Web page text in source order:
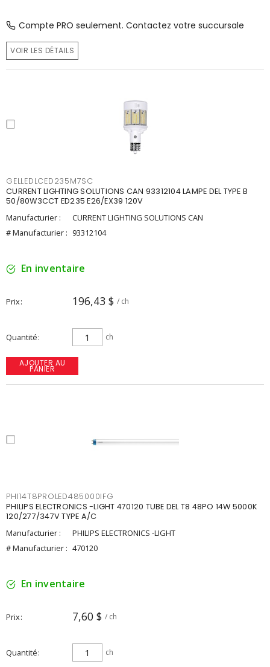
Compte PRO seulement. Contactez votre succursale
VOIR LES DÉTAILS
GELLEDLCED235M7SC
CURRENT LIGHTING SOLUTIONS CAN 93312104 LAMPE DEL TYPE B
50/80W3CCT ED235 E26/EX39 120V
Manufacturier :
CURRENT LIGHTING SOLUTIONS CAN
# Manufacturier : 93312104
En inventaire
Prix 196,43 $ / ch
Quantité ch
AJOUTER AU
PANIER
PHI14T8PROLED485000IFG
PHILIPS ELECTRONICS -LIGHT 470120 TUBE DEL T8 48PO 14W 5000K
120/277/347V TYPE A/C
Manufacturier :
PHILIPS ELECTRONICS -LIGHT
# Manufacturier : 470120
En inventaire
Prix 7,60 $ / ch
Quantité ch